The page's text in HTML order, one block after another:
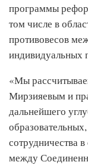
программы
том числе в
противовесов
индивидуальных
«Мы
Мирзияевым и
дальнейшего
сотрудничества
между